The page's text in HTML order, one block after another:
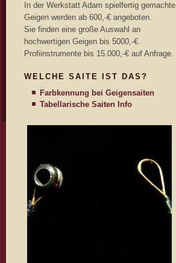
In der Werkstatt Adam spielfertig gemachte
Geigen werden ab 600,-€ angeboten.
Sie finden eine große Auswahl an
hochwertigen Geigen bis 5000,-€.
Profiinstrumente bis 15.000,-€ auf Anfrage.
WELCHE SAITE IST DAS?
Farbkennung bei Geigensaiten
Tabellarische Saiten Info